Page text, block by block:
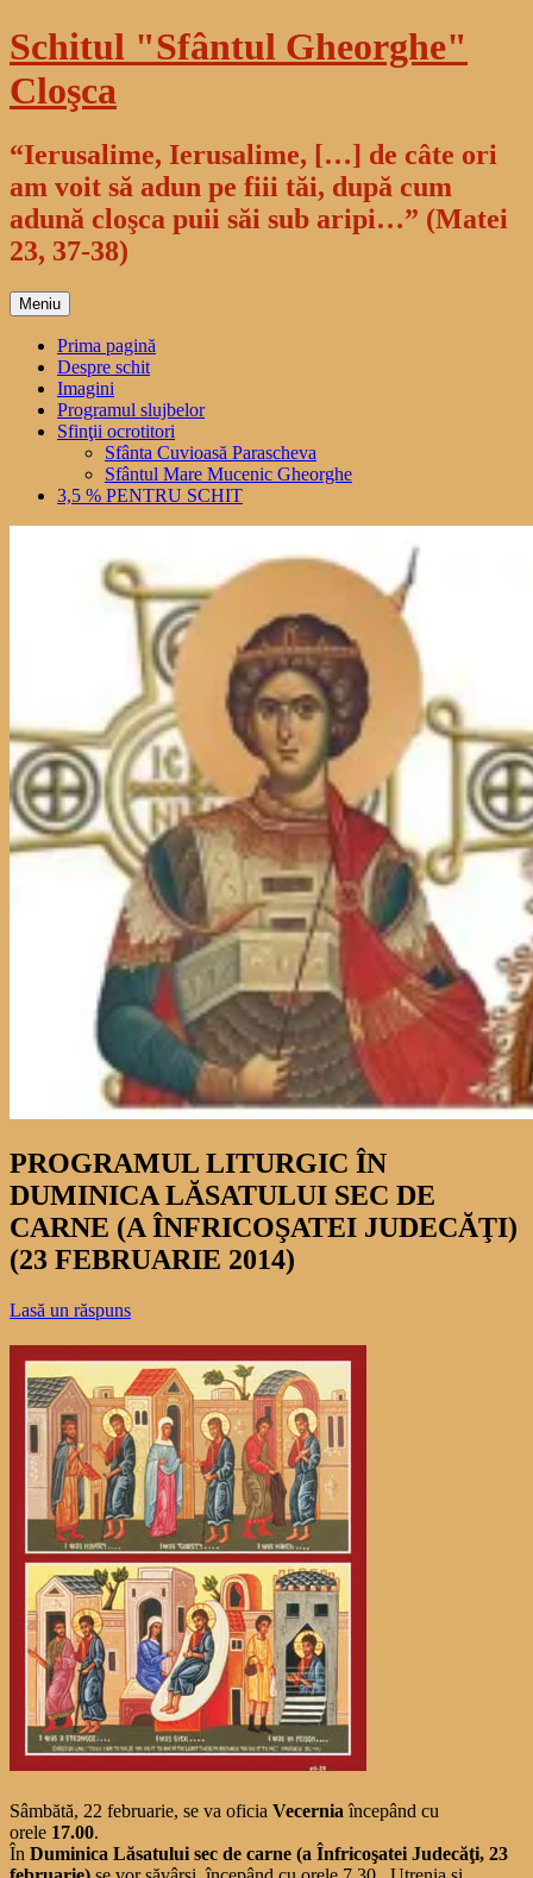
Sari
la
conținut
Schitul "Sfântul Gheorghe"
Cloşca
“Ierusalime, Ierusalime, […] de câte ori
am voit să adun pe fiii tăi, după cum
adună cloşca puii săi sub aripi…” (Matei
23, 37-38)
Meniu
Prima pagină
Despre schit
Imagini
Programul slujbelor
Sfinţii ocrotitori
Sfânta Cuvioasă Parascheva
Sfântul Mare Mucenic Gheorghe
3,5 % PENTRU SCHIT
PROGRAMUL LITURGIC ÎN
DUMINICA LĂSATULUI SEC DE
CARNE (A ÎNFRICOŞATEI JUDECĂŢI)
(23 FEBRUARIE 2014)
Lasă un răspuns
Sâmbătă, 22 februarie, se va oficia Vecerniaîncepând cu
orele 17.00.
În Duminica Lăsatului sec de carne (a Înfricoşatei Judecăţi, 23